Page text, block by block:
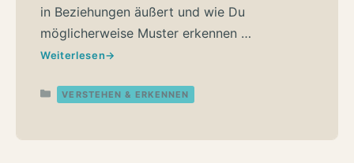
in Beziehungen äußert und wie Du
möglicherweise Muster erkennen …
Weiterlesen
Kategorien
VERSTEHEN & ERKENNEN